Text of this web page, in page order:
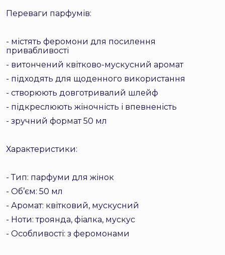
Переваги парфумів:
- містять феромони для посилення
привабливості
- витончений квітково-мускусний аромат
- підходять для щоденного використання
- створюють довготривалий шлейф
- підкреслюють жіночність і впевненість
- зручний формат 50 мл
Характеристики:
- Тип: парфуми для жінок
- Об’єм: 50 мл
- Аромат: квітковий, мускусний
- Ноти: троянда, фіалка, мускус
- Особливості: з феромонами